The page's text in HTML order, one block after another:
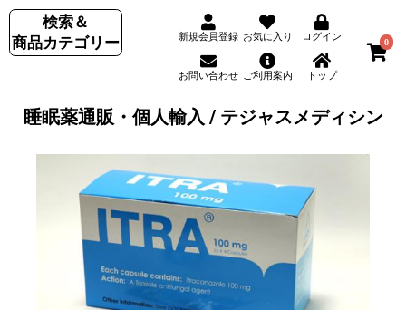
検索＆
商品カテゴリー
新規会員登録 お気に入り ログイン
お問い合わせ ご利用案内 トップ
0
睡眠薬通販・個人輸入 / テジャスメディシン